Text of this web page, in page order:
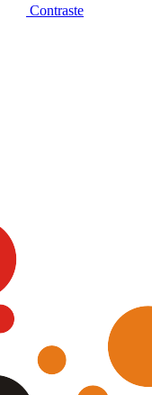
Contraste